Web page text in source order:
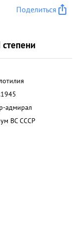
Поделиться
адмирал
ВС СССР